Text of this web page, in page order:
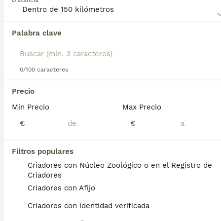
Palabra clave
0/100 caracteres
Precio
Min Precio
€
Max Precio
€
Filtros populares
Criadores con Núcleo Zoológico o en el Registro de
Criadores
Criadores con Afijo
Criadores con identidad verificada
sobre esta raza de perro.
Encontramos 0 Pumi Cachorros en venta en
Si deseas exactamente esta búsqueda guarda tu
búsqueda y espera el resultado perfecto:
Preguntas frecuentes
¿Los perros pumi son buenas
mascotas?
Ideal para quienes entienden a los perros
pastores activos e inteligentes con un
carácter independiente. Esto puede